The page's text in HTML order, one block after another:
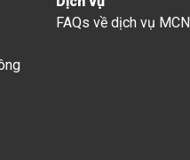
FAQs về dịch vụ MCN